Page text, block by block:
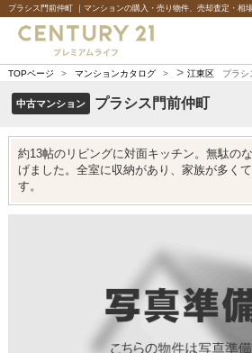
TOPページ > マンションカタログ > > 江東区 プラシ
中古マンション プラシス門前仲町
約13帖のリビングに対面キッチン。無駄の
げました。全室に収納があり、家族が多く
す。